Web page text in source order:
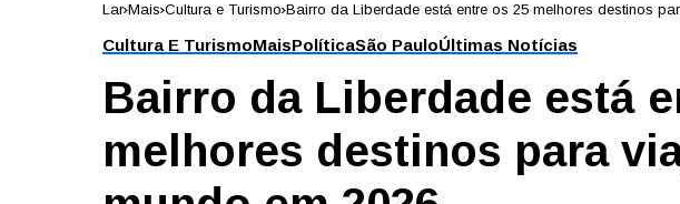
Lar Mais Cultura e Turismo Bairro da Liberdade está entre os 25 melhores destinos
Cultura E TurismoMaisPolíticaSão PauloÚltimas Notícias
Bairro da Liberdade está
melhores destinos para